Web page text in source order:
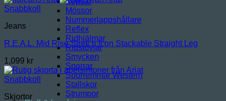
Mössor
Nummerlappshållare
Reflex
Ridhjälmar
Ridstövlar
Smycken
Sporrar
Sporremmar Western
Stallskor
Strumpor
Snabbkoll
Jeans
R.E.A.L. Mid Rise Stretch Icon Stackable Straight Leg
1,099 kr
Snabbkoll
Skjortor